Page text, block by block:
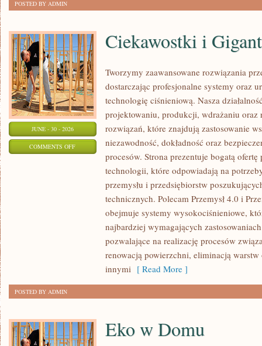
POSTED BY ADMIN
JUNE - 30 - 2026
COMMENTS OFFON
CIEKAWOSTKI
Ciekawostki i
Tworzymy zaawansowane rozwiązania
dostarczając profesjonalne systemy oraz
technologię ciśnieniową. Nasza
projektowaniu, produkcji, wdrażaniu oraz
rozwiązań, które znajdują zastosowanie
niezawodność, dokładność oraz
procesów. Strona prezentuje bogatą ofertę
technologii, które odpowiadają na
przemysłu i przedsiębiorstw
technicznych. Polecam Przemysł 4.0 i
obejmuje systemy wysokociśnieniowe,
najbardziej wymagających
pozwalające na realizację procesów
renowacją powierzchni, eliminacją
innymi [ Read More ]
POSTED BY ADMIN
Eko w Domu